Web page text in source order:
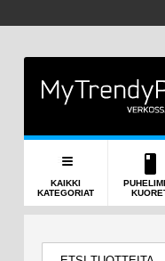
KAIKKI
KATEGORIAT